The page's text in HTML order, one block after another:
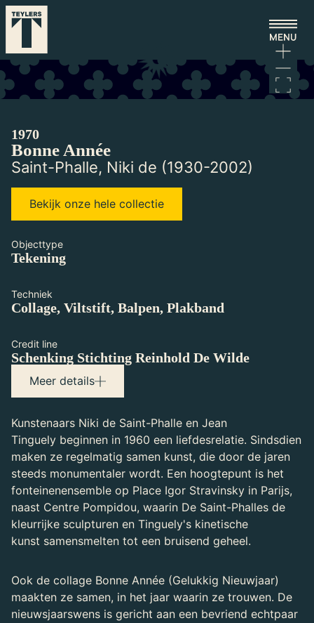
Laden...
1970
Bonne Année
Saint-Phalle, Niki de (1930-2002)
Bekijk onze hele collectie
Objecttype
Tekening
Techniek
Collage, Viltstift, Balpen, Plakband
Credit line
Schenking Stichting Reinhold De Wilde
Tekenaar
Tinguely, Jean (1925-1991)
Tekenaar
Meer details
Kunstenaars Niki de Saint-Phalle en Jean
Tinguely beginnen in 1960 een liefdesrelatie. Sindsdien
maken ze regelmatig samen kunst, die door de jaren
steeds monumentaler wordt. Een hoogtepunt is het
fonteinenensemble op Place Igor Stravinsky in Parijs,
naast Centre Pompidou, waarin De Saint-Phalles de
kleurrijke sculpturen en Tinguely's kinetische
kunst samensmelten tot een bruisend geheel.
Ook de collage Bonne Année (Gelukkig Nieuwjaar)
maakten ze samen, in het jaar waarin ze trouwen. De
nieuwsjaarswens is gericht aan een bevriend echtpaar